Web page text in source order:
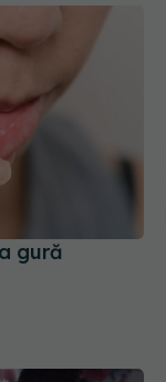
gură